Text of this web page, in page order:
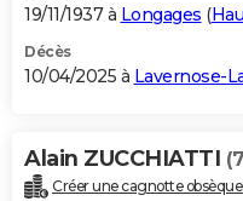
19/11/1937 à Longages (
Décès
10/04/2025 à Lavernose-
Alain ZUCCHIATTI
Créer une cagnotte